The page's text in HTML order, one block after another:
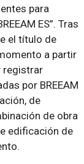
para
ES”. Tras
el título de
a partir
registrar
por BREEAM
de
de obra
edificación de